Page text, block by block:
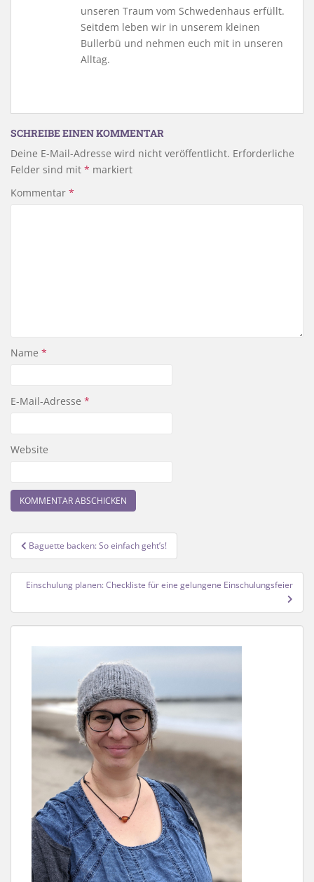
unseren Traum vom Schwedenhaus erfüllt.
Seitdem leben wir in unserem kleinen
Bullerbü und nehmen euch mit in unseren
Alltag.
SCHREIBE EINEN KOMMENTAR
Deine E-Mail-Adresse wird nicht veröffentlicht. Erforderliche
Felder sind mit * markiert
Kommentar *
Name *
E-Mail-Adresse *
Website
Beitragsnavigation
Baguette backen: So einfach geht’s!
Einschulung planen: Checkliste für eine gelungene Einschulungsfeier